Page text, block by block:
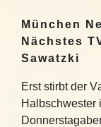
München
Nächstes
Sawatzki
Erst stirbt der
Halbschwester